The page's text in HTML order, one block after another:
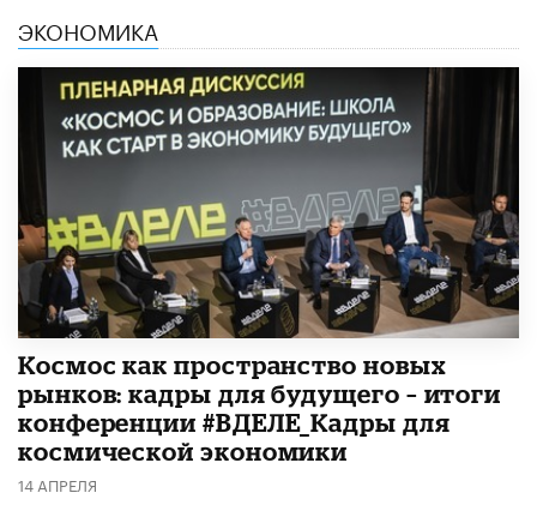
ЭКОНОМИКА
Космос как пространство новых
рынков: кадры для будущего – итоги
конференции #ВДЕЛЕ_Кадры для
космической экономики
14 АПРЕЛЯ